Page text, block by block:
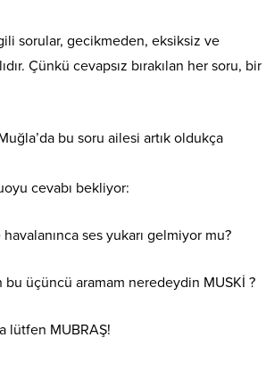
sorular, gecikmeden, eksiksiz ve
Çünkü cevapsız bırakılan her soru, bir
bu soru ailesi artık oldukça
cevabı bekliyor:
ses yukarı gelmiyor mu?
bu üçüncü aramam neredeydin MUSKİ ?
lütfen MUBRAŞ!